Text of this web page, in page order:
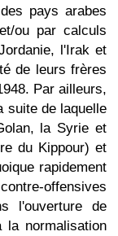
pays arabes
ou par calculs
l'Irak et
de leurs frères
Par ailleurs,
suite de laquelle
la Syrie et
du Kippour) et
rapidement
offensives
l'ouverture de
la normalisation